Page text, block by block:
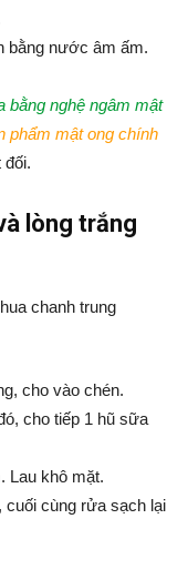
bằng nước âm ấm.
bằng nghệ ngâm mật
phẩm mật ong chính
đối.
lòng trắng
cho vào chén.
cho tiếp 1 hũ sữa
Lau khô mặt.
cuối cùng rửa sạch lại